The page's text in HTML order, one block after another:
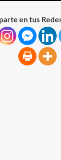
en tus